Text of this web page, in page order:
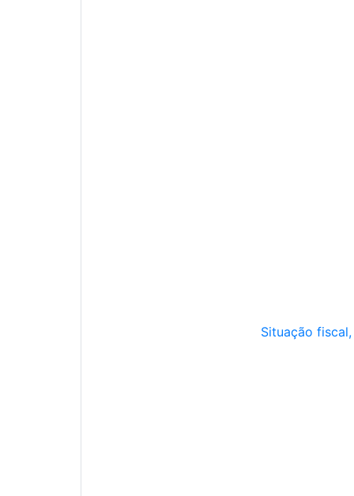
Situação